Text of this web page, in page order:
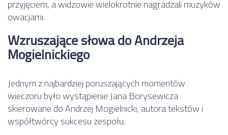
przyjęciem, a widzowie wielokrotnie nagradzali muzyków
owacjami.
Wzruszające słowa do Andrzeja
Mogielnickiego
Jednym z najbardziej poruszających momentów
wieczoru było wystąpienie Jana Borysewicza
skierowane doAndrzej Mogielnicki, autora tekstów i
współtwórcy sukcesu zespołu.